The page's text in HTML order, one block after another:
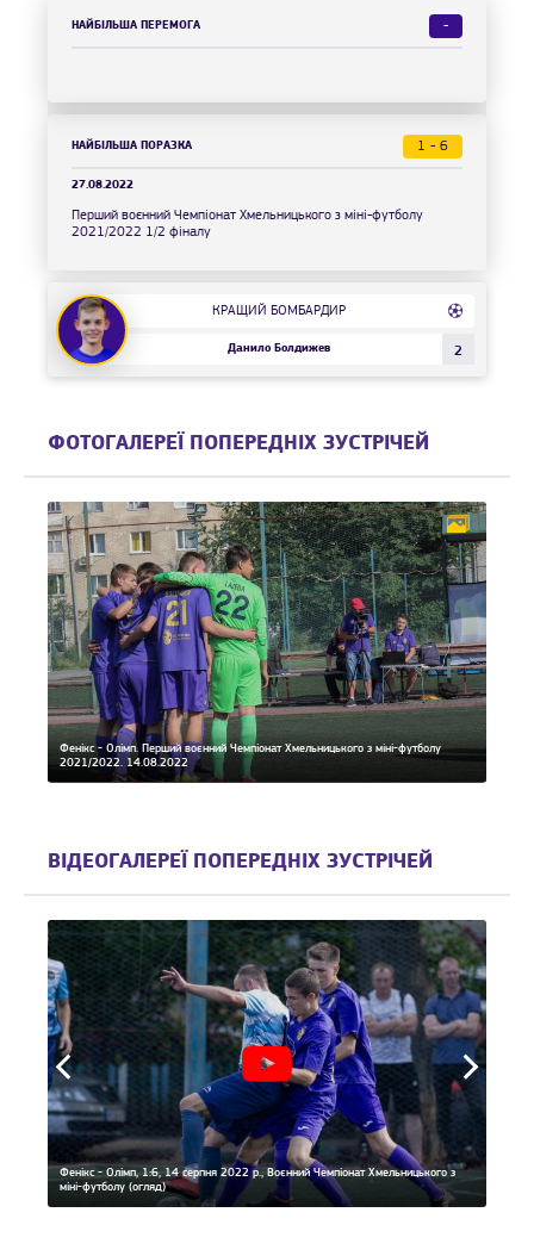
НАЙБІЛЬША ПЕРЕМОГА -
НАЙБІЛЬША ПОРАЗКА 1 - 6
27.08.2022
Перший воєнний Чемпіонат Хмельницького з міні-футболу
2021/2022 1/2 фіналу
КРАЩИЙ БОМБАРДИР
Данило Болдижев 2
ФОТОГАЛЕРЕЇ ПОПЕРЕДНІХ ЗУСТРІЧЕЙ
Фенікс - Олімп. Перший воєнний Чемпіонат Хмельницького з міні-футболу
2021/2022. 14.08.2022
ВІДЕОГАЛЕРЕЇ ПОПЕРЕДНІХ ЗУСТРІЧЕЙ
Фенікс - Олімп, 1:6, 14 серпня 2022 р., Воєнний Чемпіонат Хмельницького з
міні-футболу (огляд)